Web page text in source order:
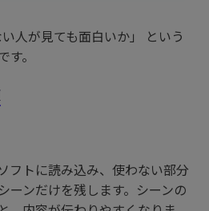
人が見ても面白いか」 という
。
フトに読み込み、使わない部分
ーンだけを残します。シーンの